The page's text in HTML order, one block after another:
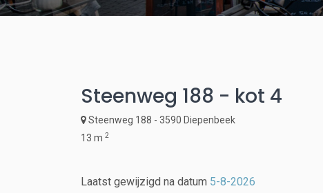
Steenweg 188 - kot 4
Steenweg 188 - 3590 Diepenbeek
13 m 2
Laatst gewijzigd na datum 5-8-2026